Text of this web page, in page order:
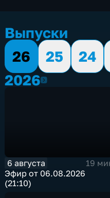
Выпуски
26
25 24
20262026
6 августа
19
Эфир от 06.08.2026
(21:10)